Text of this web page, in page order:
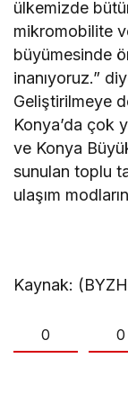
ülkemizde
mikromobilite
büyümesinde
inanıyoruz.”
Geliştirilmeye
Konya’da çok
ve Konya
sunulan toplu
ulaşım
Kaynak:
0 0